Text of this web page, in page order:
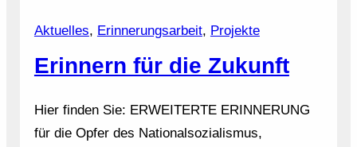
Aktuelles, Erinnerungsarbeit, Projekte
Erinnern für die Zukunft
Hier finden Sie: ERWEITERTE ERINNERUNG
für die Opfer des Nationalsozialismus,